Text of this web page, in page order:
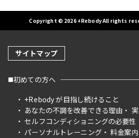
Copyright © 2026 +Rebody All rights
サイトマップ
初めての方へ
+Rebody が目指し続けること
あなたの不調を改善できる理由
セルフコンディショニングの必要性
パーソナルトレーニング
料金案内